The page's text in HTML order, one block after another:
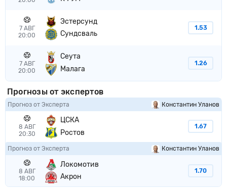
7 АВГ
20:00
Эстерсунд
Сундсваль
1.53
7 АВГ
20:00
Сеута
Малага
1.26
Прогнозы от экспертов
Прогноз от Эксперта Константин Уланов
8 АВГ
20:30
ЦСКА
Ростов
1.67
Прогноз от Эксперта Константин Уланов
8 АВГ
18:00
Локомотив
Акрон
1.70